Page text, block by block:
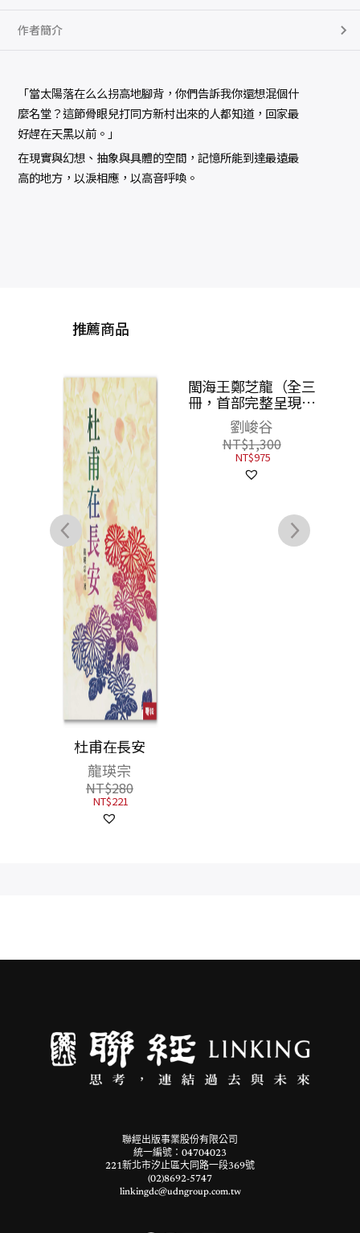
作者簡介
「當太陽落在么么拐高地腳背，你們告訴我你還想混個什
麼名堂？這節骨眼兒打同方新村出來的人都知道，回家最
好趕在天黑以前。」
在現實與幻想、抽象與具體的空間，記憶所能到達最遠最
高的地方，以淚相應，以高音呼喚。
推薦商品
杜甫在長安
龍瑛宗
NT$280
NT$221
聯經出版事業股份有限公司
統一編號：04704023
221新北市汐止區大同路一段369號
(02)8692-5747
linkingdc@udngroup.com.tw